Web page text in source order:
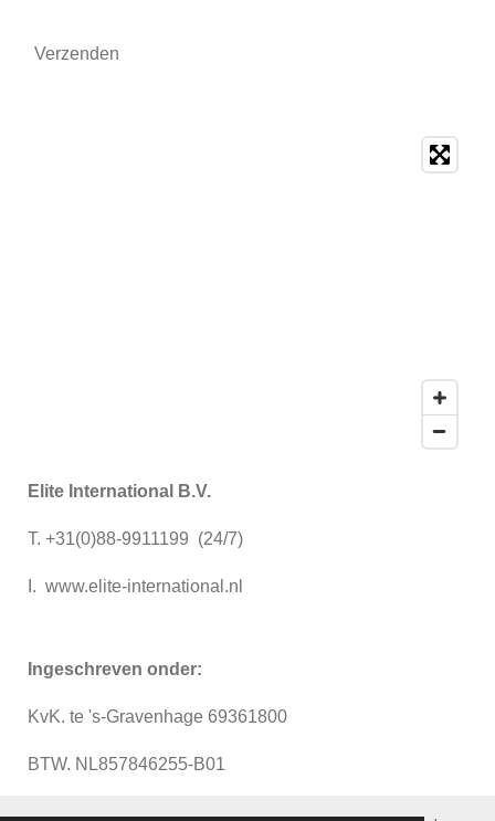
Verzenden
Elite International B.V.
T. +31(0)88-9911199 (24/7)
I. www.elite-international.nl
Ingeschreven onder:
KvK. te 's-Gravenhage 69361800
BTW. NL857846255-B01